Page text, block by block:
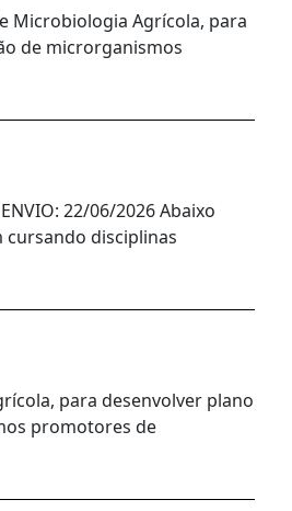
Microbiologia Agrícola, para
de microrganismos
22/06/2026 Abaixo
cursando disciplinas
para desenvolver plano
promotores de